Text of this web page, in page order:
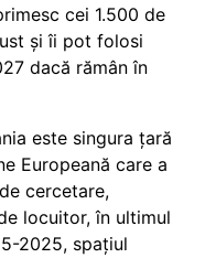
cei 1.500 de
și îi pot folosi
dacă rămân în
este singura țară
Europeană care a
cercetare,
locuitor, în ultimul
2025, spațiul